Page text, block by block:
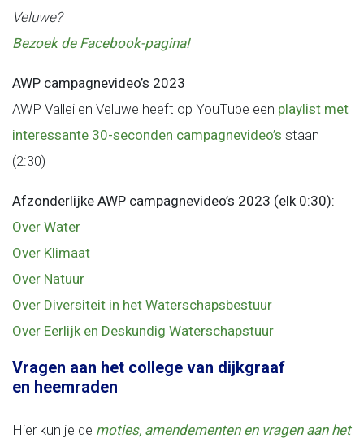
Veluwe?
Bezoek de Facebook-pagina!
AWP campagnevideo’s 2023
AWP Vallei en Veluwe heeft op YouTube een playlist met
interessante 30-seconden campagnevideo’s staan
(2:30)
Afzonderlijke AWP campagnevideo’s 2023 (elk 0:30):
Over Water
Over Klimaat
Over Natuur
Over Diversiteit in het Waterschapsbestuur
Over Eerlijk en Deskundig Waterschapstuur
Vragen aan het college van dijkgraaf
en heemraden
Hier kun je de moties, amendementen en vragen aan het